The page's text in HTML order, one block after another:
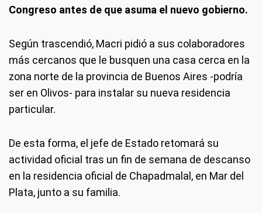
Congreso antes de que asuma el nuevo gobierno.
Según trascendió, Macri pidió a sus colaboradores
más cercanos que le busquen una casa cerca en la
zona norte de la provincia de Buenos Aires -podría
ser en Olivos- para instalar su nueva residencia
particular.
De esta forma, el jefe de Estado retomará su
actividad oficial tras un fin de semana de descanso
en la residencia oficial de Chapadmalal, en Mar del
Plata, junto a su familia.